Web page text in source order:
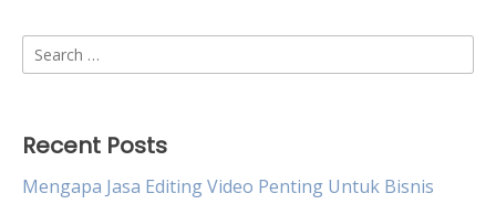
Search
for:
Recent Posts
Mengapa Jasa Editing Video Penting Untuk Bisnis